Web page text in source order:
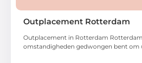
Outplacement Rotterdam
Outplacement in Rotterdam
omstandigheden gedwongen bent om